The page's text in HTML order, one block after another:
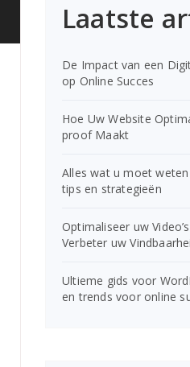
Laatste
De Impact van een
op Online Succes
Hoe Uw Website
proof Maakt
Alles wat u moet
tips en strategieën
Optimaliseer uw
Verbeter uw
Ultieme gids voor
en trends voor online